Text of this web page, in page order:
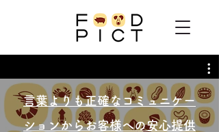
言葉よりも正確なコミュニケー
ションからお客様への安心提供